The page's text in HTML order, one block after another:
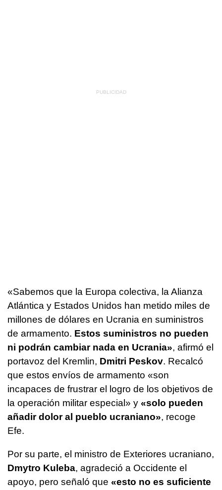
«Sabemos que la Europa colectiva, la Alianza
Atlántica y Estados Unidos han metido miles de
millones de dólares en Ucrania en suministros
de armamento. Estos suministros no pueden
ni podrán cambiar nada en Ucrania», afirmó el
portavoz del Kremlin, Dmitri Peskov. Recalcó
que estos envíos de armamento «son
incapaces de frustrar el logro de los objetivos de
la operación militar especial» y «solo pueden
añadir dolor al pueblo ucraniano», recoge
Efe.
Por su parte, el ministro de Exteriores ucraniano,
Dmytro Kuleba, agradeció a Occidente el
apoyo, pero señaló que «esto no es suficiente